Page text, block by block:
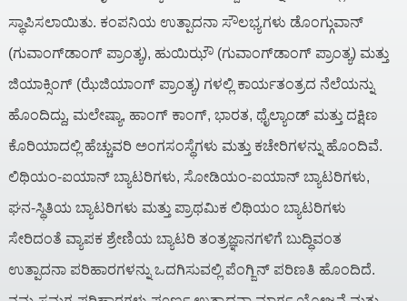
ಸ್ಥಾಪಿಸಲಾಯಿತು. ಕಂಪನಿಯ ಉತ್ಪಾದನಾ ಸೌಲಭ್ಯಗಳು ಡೊಂಗ್ಗುವಾನ್
(ಗುವಾಂಗ್‌ಡಾಂಗ್ ಪ್ರಾಂತ್ಯ), ಹುಯಿಝೌ (ಗುವಾಂಗ್‌ಡಾಂಗ್ ಪ್ರಾಂತ್ಯ) ಮತ್ತು
ಜಿಯಾಕ್ಸಿಂಗ್ (ಝೆಜಿಯಾಂಗ್ ಪ್ರಾಂತ್ಯ) ಗಳಲ್ಲಿ ಕಾರ್ಯತಂತ್ರದ ನೆಲೆಯನ್ನು
ಹೊಂದಿದ್ದು, ಮಲೇಷ್ಯಾ, ಹಾಂಗ್ ಕಾಂಗ್, ಭಾರತ, ಥೈಲ್ಯಾಂಡ್ ಮತ್ತು ದಕ್ಷಿಣ
ಕೊರಿಯಾದಲ್ಲಿ ಹೆಚ್ಚುವರಿ ಅಂಗಸಂಸ್ಥೆಗಳು ಮತ್ತು ಕಚೇರಿಗಳನ್ನು ಹೊಂದಿವೆ.
ಲಿಥಿಯಂ-ಐಯಾನ್ ಬ್ಯಾಟರಿಗಳು, ಸೋಡಿಯಂ-ಐಯಾನ್ ಬ್ಯಾಟರಿಗಳು,
ಘನ-ಸ್ಥಿತಿಯ ಬ್ಯಾಟರಿಗಳು ಮತ್ತು ಪ್ರಾಥಮಿಕ ಲಿಥಿಯಂ ಬ್ಯಾಟರಿಗಳು
ಸೇರಿದಂತೆ ವ್ಯಾಪಕ ಶ್ರೇಣಿಯ ಬ್ಯಾಟರಿ ತಂತ್ರಜ್ಞಾನಗಳಿಗೆ ಬುದ್ಧಿವಂತ
ಉತ್ಪಾದನಾ ಪರಿಹಾರಗಳನ್ನು ಒದಗಿಸುವಲ್ಲಿ ಪೆಂಗ್ಜಿನ್ ಪರಿಣತಿ ಹೊಂದಿದೆ.